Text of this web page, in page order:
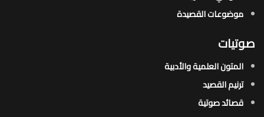
موضوعات القصيدة​
صوتيات
المتون العلمية والأدبية
ترنيم القصيد
قصائد صوتية